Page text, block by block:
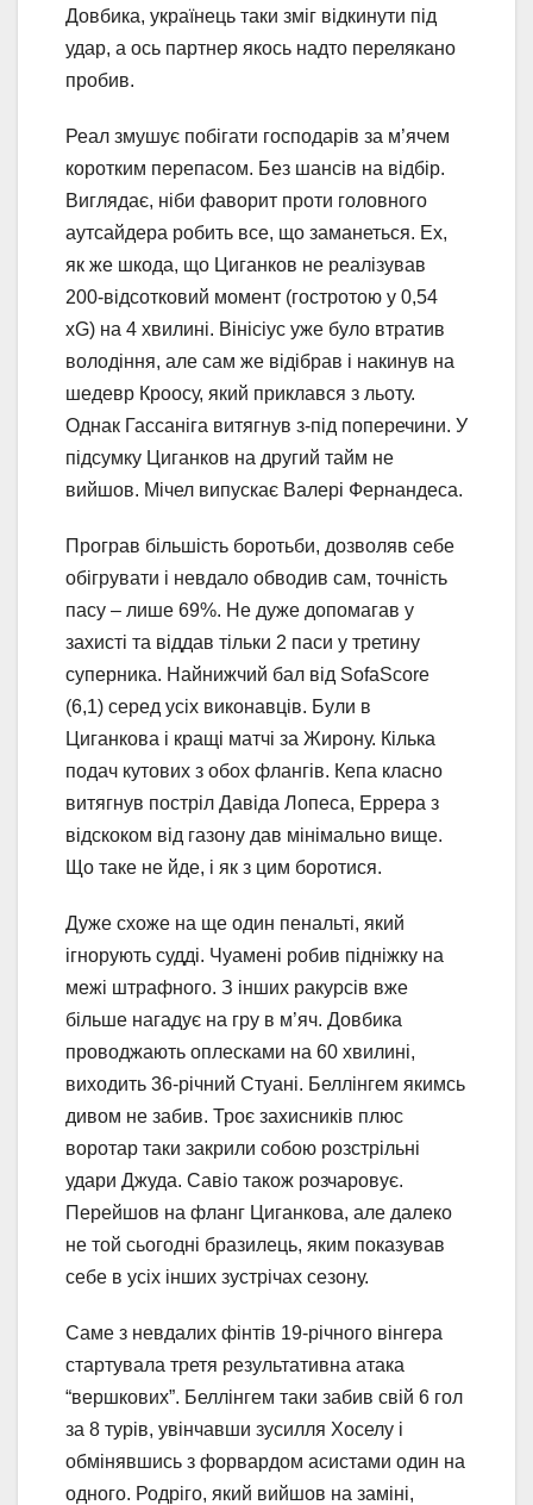
Довбика, українець таки зміг відкинути під
удар, а ось партнер якось надто перелякано
пробив.
Реал змушує побігати господарів за м’ячем
коротким перепасом. Без шансів на відбір.
Виглядає, ніби фаворит проти головного
аутсайдера робить все, що заманеться. Ех,
як же шкода, що Циганков не реалізував
200-відсотковий момент (гостротою у 0,54
xG) на 4 хвилині. Вінісіус уже було втратив
володіння, але сам же відібрав і накинув на
шедевр Кроосу, який приклався з льоту.
Однак Гассаніга витягнув з-під поперечини. У
підсумку Циганков на другий тайм не
вийшов. Мічел випускає Валері Фернандеса.
Програв більшість боротьби, дозволяв себе
обігрувати і невдало обводив сам, точність
пасу – лише 69%. Не дуже допомагав у
захисті та віддав тільки 2 паси у третину
суперника. Найнижчий бал від SofaScore
(6,1) серед усіх виконавців. Були в
Циганкова і кращі матчі за Жирону. Кілька
подач кутових з обох флангів. Кепа класно
витягнув постріл Давіда Лопеса, Еррера з
відскоком від газону дав мінімально вище.
Що таке не йде, і як з цим боротися.
Дуже схоже на ще один пенальті, який
ігнорують судді. Чуамені робив підніжку на
межі штрафного. З інших ракурсів вже
більше нагадує на гру в м’яч. Довбика
проводжають оплесками на 60 хвилині,
виходить 36-річний Стуані. Беллінгем якимсь
дивом не забив. Троє захисників плюс
воротар таки закрили собою розстрільні
удари Джуда. Савіо також розчаровує.
Перейшов на фланг Циганкова, але далеко
не той сьогодні бразилець, яким показував
себе в усіх інших зустрічах сезону.
Саме з невдалих фінтів 19-річного вінгера
стартувала третя результативна атака
“вершкових”. Беллінгем таки забив свій 6 гол
за 8 турів, увінчавши зусилля Хоселу і
обмінявшись з форвардом асистами один на
одного. Родріго, який вийшов на заміні,